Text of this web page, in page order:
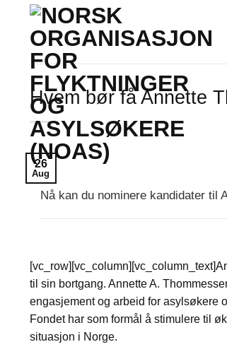
content
Hvem bør få Annette
26
Aug
Nå kan du nominere kandidater til
til sin bortgang. Annette A.
engasjement og arbeid for asylsøkere
Fondet har som formål å stimulere til
situasjon i Norge.